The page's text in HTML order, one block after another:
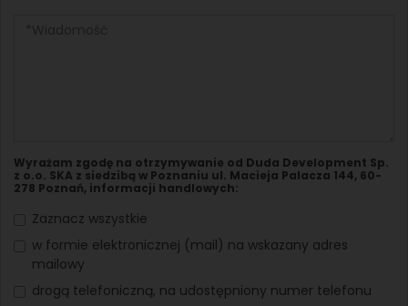
Wyrażam zgodę na otrzymywanie od Duda Development Sp.
z o.o. SKA z siedzibą w Poznaniu ul. Macieja Palacza 144, 60-
278 Poznań, informacji handlowych:
Zaznacz wszystkie
w formie elektronicznej (mail) na wskazany adres
mailowy
drogą telefoniczną, na udostępniony numer telefonu